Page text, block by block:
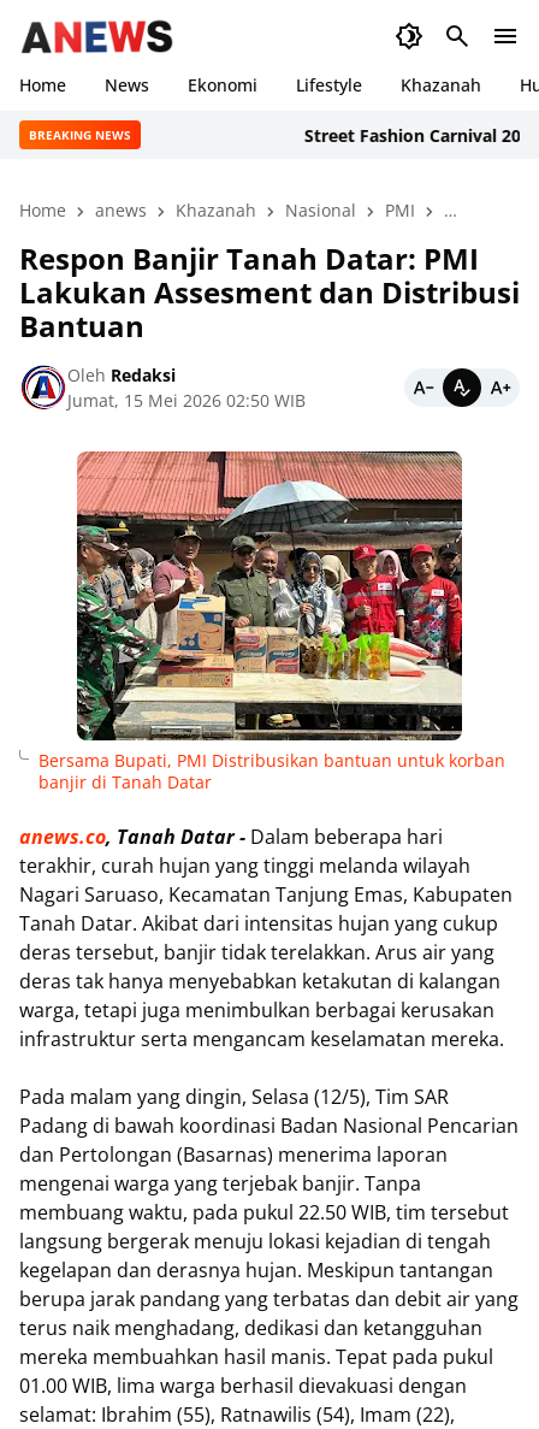
Home News Ekonomi Lifestyle Khazanah
BREAKING NEWS Street Fashion Carnival 2026:
Home anews Khazanah Nasional PMI PMI Tanah
Respon Banjir Tanah Datar: PMI
Lakukan Assesment dan Distribusi
Bantuan
Oleh Redaksi
Jumat, 15 Mei 2026 02:50 WIB
Bersama Bupati, PMI Distribusikan bantuan untuk korban
banjir di Tanah Datar
anews.co, Tanah Datar - Dalam beberapa hari
terakhir, curah hujan yang tinggi melanda wilayah
Nagari Saruaso, Kecamatan Tanjung Emas, Kabupaten
Tanah Datar. Akibat dari intensitas hujan yang cukup
deras tersebut, banjir tidak terelakkan. Arus air yang
deras tak hanya menyebabkan ketakutan di kalangan
warga, tetapi juga menimbulkan berbagai kerusakan
infrastruktur serta mengancam keselamatan mereka.
Pada malam yang dingin, Selasa (12/5), Tim SAR
Padang di bawah koordinasi Badan Nasional Pencarian
dan Pertolongan (Basarnas) menerima laporan
mengenai warga yang terjebak banjir. Tanpa
membuang waktu, pada pukul 22.50 WIB, tim tersebut
langsung bergerak menuju lokasi kejadian di tengah
kegelapan dan derasnya hujan. Meskipun tantangan
berupa jarak pandang yang terbatas dan debit air yang
terus naik menghadang, dedikasi dan ketangguhan
mereka membuahkan hasil manis. Tepat pada pukul
01.00 WIB, lima warga berhasil dievakuasi dengan
selamat: Ibrahim (55), Ratnawilis (54), Imam (22),